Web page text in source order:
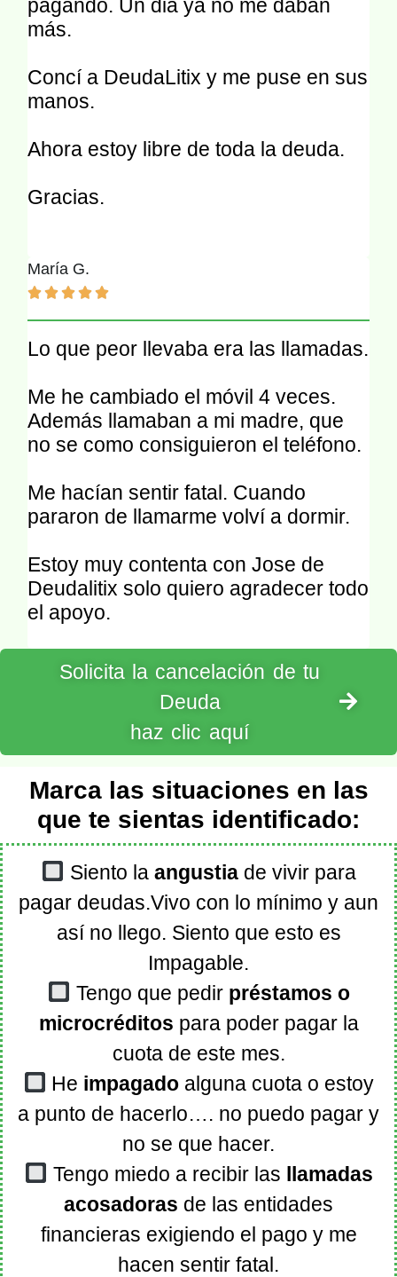
pagando. Un dia ya no me daban
más.
Concí a DeudaLitix y me puse en sus
manos.
Ahora estoy libre de toda la deuda.
Gracias.
María G.
    
Lo que peor llevaba era las llamadas.
Me he cambiado el móvil 4 veces.
Además llamaban a mi madre, que
no se como consiguieron el teléfono.
Me hacían sentir fatal. Cuando
pararon de llamarme volví a dormir.
Estoy muy contenta con Jose de
Deudalitix solo quiero agradecer todo
el apoyo.
Solicita la cancelación de tu
Deuda
haz clic aquí
Marca las situaciones en las
que te sientas identificado:
Siento la angustiade vivir para
pagar deudas.Vivo con lo mínimo y aun
así no llego. Siento que esto es
Impagable.
Tengo que pedir préstamos o
microcréditos para poder pagar la
cuota de este mes.
He impagado alguna cuota o estoy
a punto de hacerlo…. no puedo pagar y
no se que hacer.
Tengo miedo a recibir las llamadas
acosadoras de las entidades
financieras exigiendo el pago y me
hacen sentir fatal.